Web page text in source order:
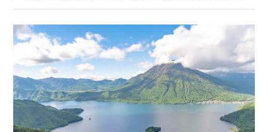
也属罕见。这里不仅可自由参拜，如果预约，还可进行祈求祷告。 拜殿旁即
为本殿，在本殿可观赏到被浓彩装饰的完全不同的建筑形式。拜殿与本殿统
称“御本社”，被列为“日光三社”之一。于拜殿参拜后，也请前往本殿看看吧。